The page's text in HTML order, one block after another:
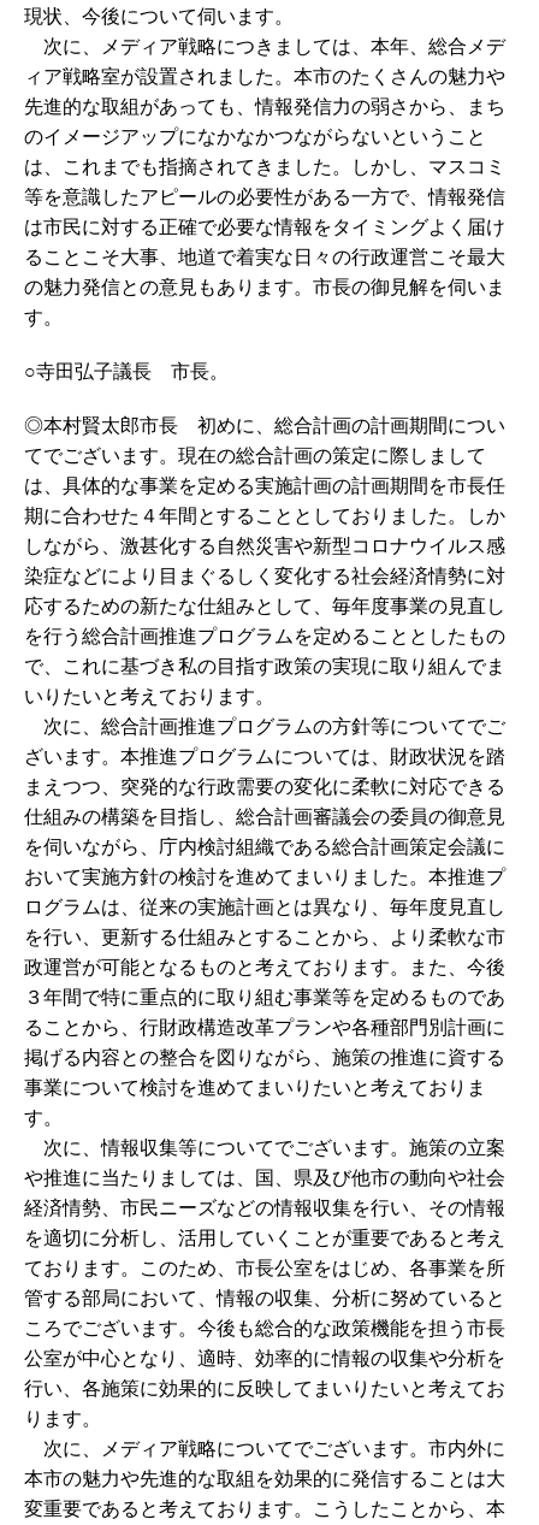
現状、今後について伺います。
次に、メディア戦略につきましては、本年、総合メデ
ィア戦略室が設置されました。本市のたくさんの魅力や
先進的な取組があっても、情報発信力の弱さから、まち
のイメージアップになかなかつながらないということ
は、これまでも指摘されてきました。しかし、マスコミ
等を意識したアピールの必要性がある一方で、情報発信
は市民に対する正確で必要な情報をタイミングよく届け
ることこそ大事、地道で着実な日々の行政運営こそ最大
の魅力発信との意見もあります。市長の御見解を伺いま
す。
○寺田弘子議長 市長。
◎本村賢太郎市長 初めに、総合計画の計画期間につい
てでございます。現在の総合計画の策定に際しまして
は、具体的な事業を定める実施計画の計画期間を市長任
期に合わせた４年間とすることとしておりました。しか
しながら、激甚化する自然災害や新型コロナウイルス感
染症などにより目まぐるしく変化する社会経済情勢に対
応するための新たな仕組みとして、毎年度事業の見直し
を行う総合計画推進プログラムを定めることとしたもの
で、これに基づき私の目指す政策の実現に取り組んでま
いりたいと考えております。
次に、総合計画推進プログラムの方針等についてでご
ざいます。本推進プログラムについては、財政状況を踏
まえつつ、突発的な行政需要の変化に柔軟に対応できる
仕組みの構築を目指し、総合計画審議会の委員の御意見
を伺いながら、庁内検討組織である総合計画策定会議に
おいて実施方針の検討を進めてまいりました。本推進プ
ログラムは、従来の実施計画とは異なり、毎年度見直し
を行い、更新する仕組みとすることから、より柔軟な市
政運営が可能となるものと考えております。また、今後
３年間で特に重点的に取り組む事業等を定めるものであ
ることから、行財政構造改革プランや各種部門別計画に
掲げる内容との整合を図りながら、施策の推進に資する
事業について検討を進めてまいりたいと考えておりま
す。
次に、情報収集等についてでございます。施策の立案
や推進に当たりましては、国、県及び他市の動向や社会
経済情勢、市民ニーズなどの情報収集を行い、その情報
を適切に分析し、活用していくことが重要であると考え
ております。このため、市長公室をはじめ、各事業を所
管する部局において、情報の収集、分析に努めていると
ころでございます。今後も総合的な政策機能を担う市長
公室が中心となり、適時、効率的に情報の収集や分析を
行い、各施策に効果的に反映してまいりたいと考えてお
ります。
次に、メディア戦略についてでございます。市内外に
本市の魅力や先進的な取組を効果的に発信することは大
変重要であると考えております。こうしたことから、本